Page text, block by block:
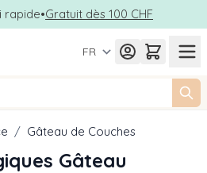
rapide•Gratuit dès 100 CHF
FR
/ Gâteau de Couches
Gâteau